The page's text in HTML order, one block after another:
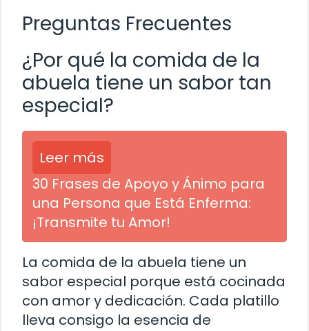
Preguntas Frecuentes
¿Por qué la comida de la
abuela tiene un sabor tan
especial?
Leer más
30 Frases de Apoyo y Ánimo para
una Persona que Está Enferma:
¡Transmite tu Amor!
La comida de la abuela tiene un
sabor especial porque está cocinada
con amor y dedicación. Cada platillo
lleva consigo la esencia de